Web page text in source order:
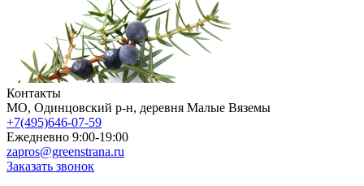
Контакты
МO, Одинцовский р-н, деревня Малые Вяземы
+7(495)646-07-59
Ежедневно 9:00-19:00
zapros@greenstrana.ru
Заказать звонок